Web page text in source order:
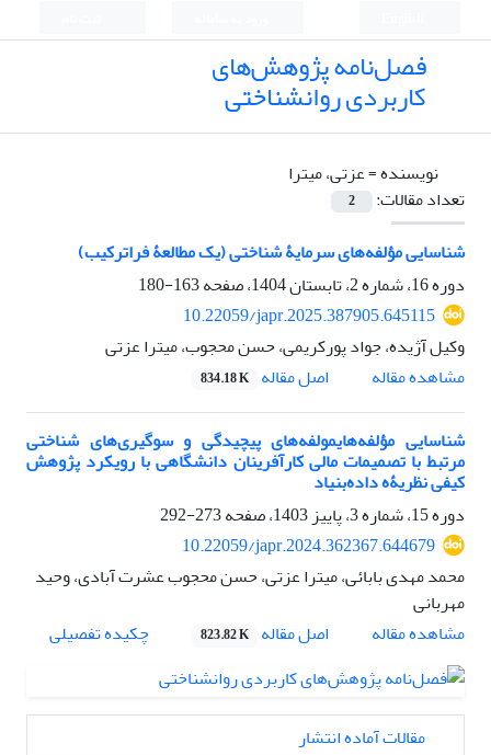
فصل‌نامه پژوهش‌های
کاربردی روانشناختی
نویسنده =عزتی، میترا
تعداد مقالات:
2
شناسایی مؤلفه‌های سرمایۀ شناختی (یک مطالعۀ فراترکیب)
دوره 16، شماره 2، تابستان 1404، صفحه
163-180
10.22059/japr.2025.387905.645115
وکیل آژیده، جواد پورکریمی، حسن محجوب، میترا عزتی
مشاهده مقاله
اصل مقاله 834.18 K
شناسایی مؤلفه‌هایمولفه‌های پیچیدگی و سوگیری‌های شناختی
مرتبط با تصمیمات مالی کارآفرینان دانشگاهی با رویکرد پژوهش
کیفی نظریۀه داده‌بنیاد
دوره 15، شماره 3، پاییز 1403، صفحه
273-292
10.22059/japr.2024.362367.644679
محمد مهدی بابائی، میترا عزتی، حسن محجوب عشرت آبادی، وحید
مهربانی
مشاهده مقاله
اصل مقاله 823.82 K چکیده تفصیلی
مقالات آماده انتشار